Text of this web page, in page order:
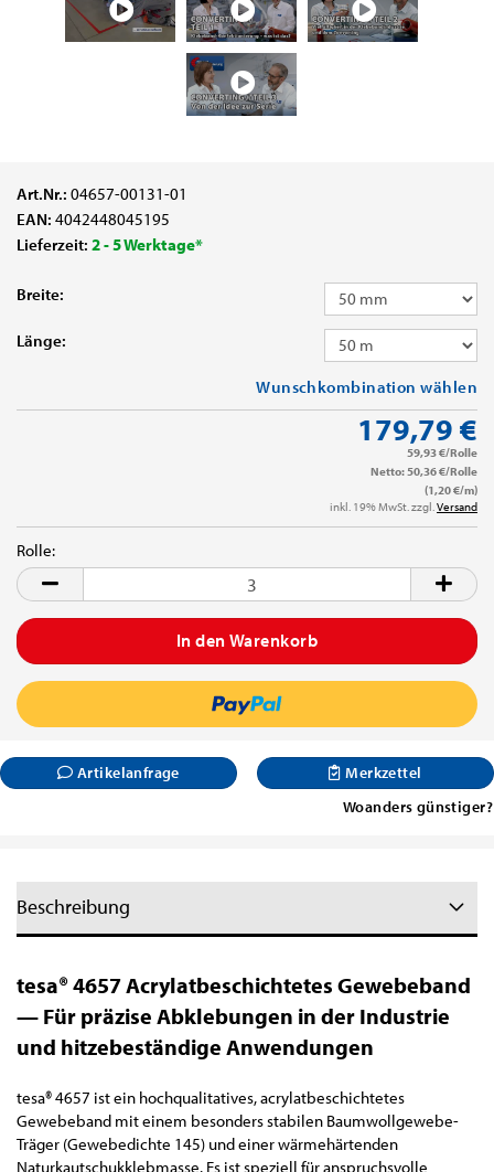
Art.Nr.: 04657-00131-01
EAN: 4042448045195
Lieferzeit: 2 - 5 Werktage*
Breite:
Länge:
Wunschkombination wählen
179,79 €
59,93 €/Rolle
Netto: 50,36 €/Rolle
(1,20 €/m)
inkl. 19% MwSt. zzgl. Versand
Rolle:
Rolle
Artikelanfrage
Merkzettel
Woanders günstiger?
Beschreibung
tesa® 4657 Acrylatbeschichtetes Gewebeband
— Für präzise Abklebungen in der Industrie
und hitzebeständige Anwendungen
tesa® 4657 ist ein hochqualitatives, acrylatbeschichtetes
Gewebeband mit einem besonders stabilen Baumwollgewebe-
Träger (Gewebedichte 145) und einer wärmehärtenden
Naturkautschukklebmasse. Es ist speziell für anspruchsvolle